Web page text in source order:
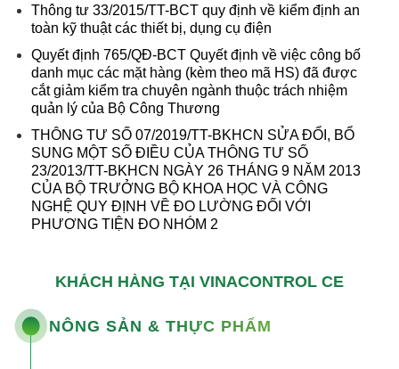
Thông tư 33/2015/TT-BCT quy định về kiểm định an
toàn kỹ thuật các thiết bị, dụng cụ điện
Quyết định 765/QĐ-BCT Quyết định về việc công bố
danh mục các mặt hàng (kèm theo mã HS) đã được
cắt giảm kiểm tra chuyên ngành thuộc trách nhiệm
quản lý của Bộ Công Thương
THÔNG TƯ SỐ 07/2019/TT-BKHCN SỬA ĐỔI, BỔ
SUNG MỘT SỐ ĐIỀU CỦA THÔNG TƯ SỐ
23/2013/TT-BKHCN NGÀY 26 THÁNG 9 NĂM 2013
CỦA BỘ TRƯỞNG BỘ KHOA HỌC VÀ CÔNG
NGHỆ QUY ĐỊNH VỀ ĐO LƯỜNG ĐỐI VỚI
PHƯƠNG TIỆN ĐO NHÓM 2
KHÁCH HÀNG TẠI VINACONTROL CE
NÔNG SẢN & THỰC PHẨM